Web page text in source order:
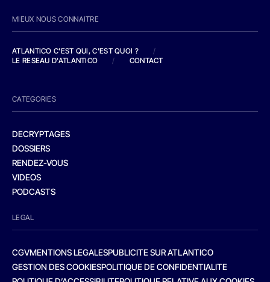
MIEUX NOUS CONNAITRE
ATLANTICO C'EST QUI, C'EST QUOI ?
/
LE RESEAU D'ATLANTICO
/ CONTACT
CATEGORIES
DECRYPTAGES
DOSSIERS
RENDEZ-VOUS
VIDEOS
PODCASTS
LEGAL
CGVMENTIONS LEGALESPUBLICITE SUR ATLANTICO
GESTION DES COOKIESPOLITIQUE DE CONFIDENTIALITE